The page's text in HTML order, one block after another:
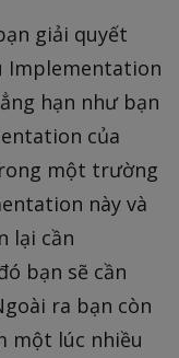
giải quyết
Implementation
hạn như bạn
của
một trường
này và
lại cần
bạn sẽ cần
ra bạn còn
một lúc nhiều